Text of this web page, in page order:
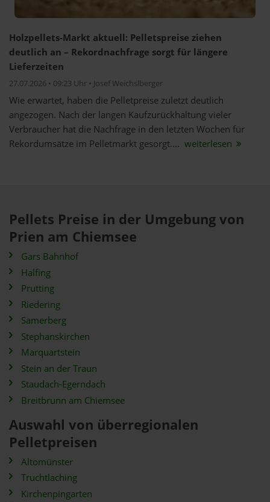
Holzpellets-Markt aktuell: Pelletspreise ziehen
deutlich an – Rekordnachfrage sorgt für längere
Lieferzeiten
27.07.2026 • 09:23 Uhr • Josef Weichslberger
Wie erwartet, haben die Pelletpreise zuletzt deutlich
angezogen. Nach der langen Kaufzurückhaltung vieler
Verbraucher hat die Nachfrage in den letzten Wochen für
Rekordumsätze im Pelletmarkt gesorgt.... weiterlesen
Pellets Preise in der Umgebung von
Prien am Chiemsee
Gars Bahnhof
Halfing
Prutting
Riedering
Samerberg
Stephanskirchen
Marquartstein
Stein an der Traun
Staudach-Egerndach
Breitbrunn am Chiemsee
Auswahl von überregionalen
Pelletpreisen
Altomünster
Truchtlaching
Kirchenpingarten